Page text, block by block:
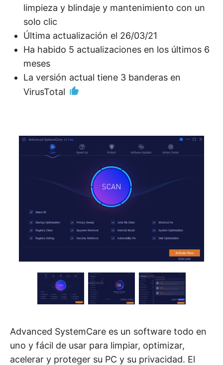
limpieza y blindaje y mantenimiento con un
solo clic
Última actualización el 26/03/21
Ha habido 5 actualizaciones en los últimos 6
meses
La versión actual tiene 3 banderas en
VirusTotal
Advanced SystemCare es un software todo en
uno y fácil de usar para limpiar, optimizar,
acelerar y proteger su PC y su privacidad. El